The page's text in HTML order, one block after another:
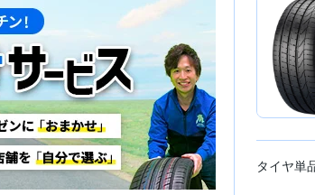
タイヤ単